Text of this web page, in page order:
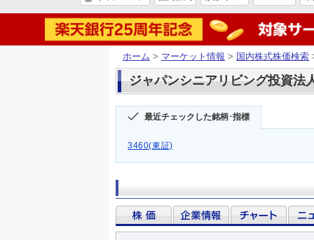
ホーム > マーケット情報 > 国内株式株価検索
ジャパンシニアリビング投資法
最近チェックした銘柄･指標
3460(東証)